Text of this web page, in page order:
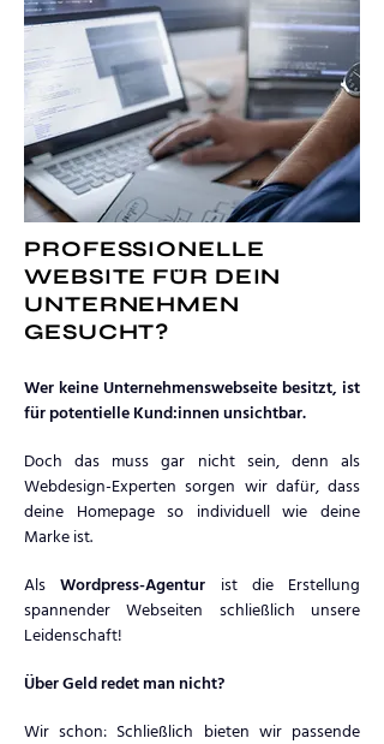
PROFESSIONELLE
WEBSITE FÜR DEIN
UNTERNEHMEN
GESUCHT?
Wer keine Unternehmenswebseite besitzt, ist
für potentielle Kund:innen unsichtbar.
Doch das muss gar nicht sein, denn als
Webdesign-Experten sorgen wir dafür, dass
deine Homepage so individuell wie deine
Marke ist.
AlsWordpress-Agentur ist die Erstellung
spannender Webseiten schließlich unsere
Leidenschaft!
Über Geld redet man nicht?
Wir schon: Schließlich bieten wir passende